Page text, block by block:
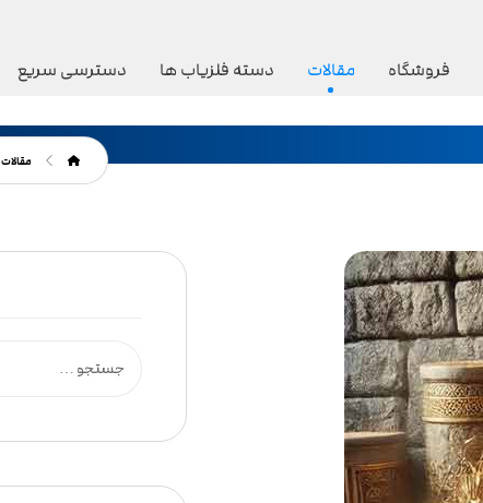
فروشگاه مقالات دسته فلزیاب ها دسترسی سریع
مقالات